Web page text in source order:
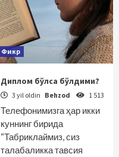
Фикр
Диплом бўлса бўлдими?
3 yil oldin Behzod 1 513
Телефонимизга ҳар икки
куннинг бирида
“Табриклаймиз, сиз
талабаликка тавсия